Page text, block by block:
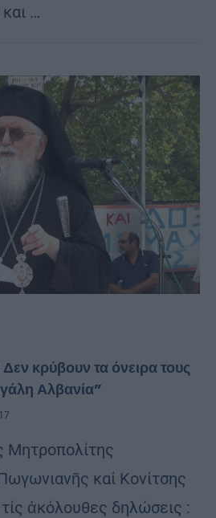
…
κρύβουν τα όνειρα τους
Αλβανία”
Μητροπολίτης
καί Κονίτσης
ἀκόλουθες δηλώσεις :